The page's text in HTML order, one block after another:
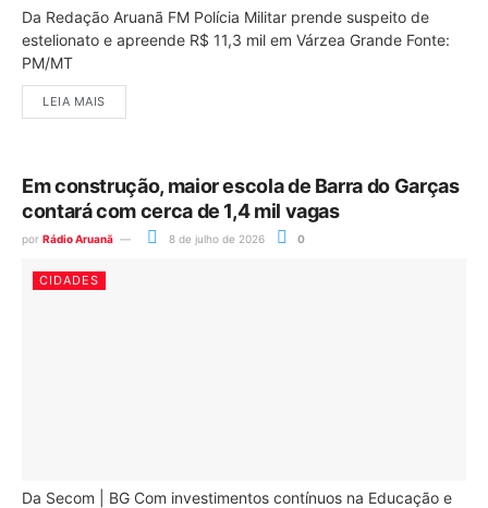
Da Redação Aruanã FM Polícia Militar prende suspeito de
estelionato e apreende R$ 11,3 mil em Várzea Grande Fonte:
PM/MT
LEIA MAIS
Em construção, maior escola de Barra do Garças
contará com cerca de 1,4 mil vagas
por Rádio Aruanã 8 de julho de 2026 0
CIDADES
Da Secom | BG Com investimentos contínuos na Educação e